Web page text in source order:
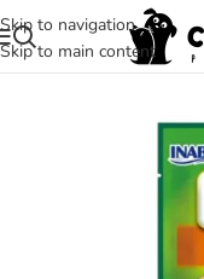
Skip to navigation
Skip to main content